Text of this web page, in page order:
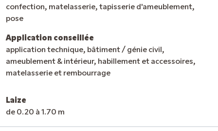
confection, matelasserie, tapisserie d'ameublement,
pose
Application conseillée
application technique, bâtiment / génie civil,
ameublement & intérieur, habillement et accessoires,
matelasserie et rembourrage
Laize
de 0.20 à 1.70 m